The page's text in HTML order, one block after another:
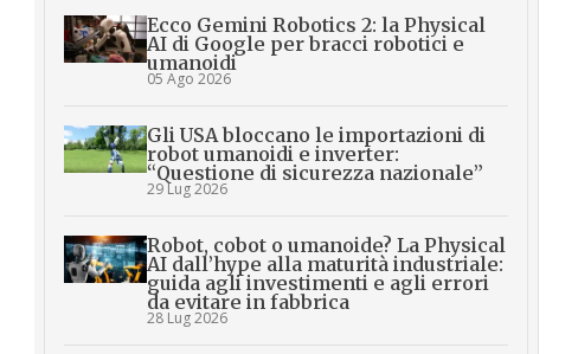
Ecco Gemini Robotics 2: la Physical
AI di Google per bracci robotici e
umanoidi
05 Ago 2026
Gli USA bloccano le importazioni di
robot umanoidi e inverter:
“Questione di sicurezza nazionale”
29 Lug 2026
Robot, cobot o umanoide? La Physical
AI dall’hype alla maturità industriale:
guida agli investimenti e agli errori
da evitare in fabbrica
28 Lug 2026